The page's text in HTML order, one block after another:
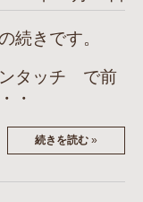
続きです。
ンタッチ で前
・
続きを読む »